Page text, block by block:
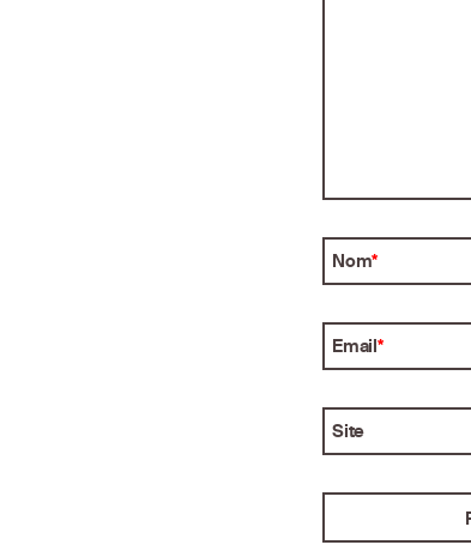
Nom*
Email*
Site